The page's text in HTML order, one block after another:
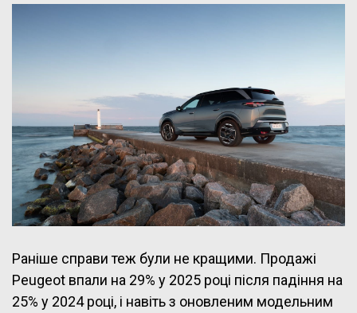
Раніше справи теж були не кращими. Продажі
Peugeot впали на 29% у 2025 році після падіння на
25% у 2024 році, і навіть з оновленим модельним